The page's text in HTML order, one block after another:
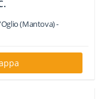
(Mantova) -